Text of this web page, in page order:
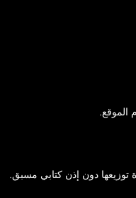
الموقع.
توزيعها دون إذن كتابي مسبق.